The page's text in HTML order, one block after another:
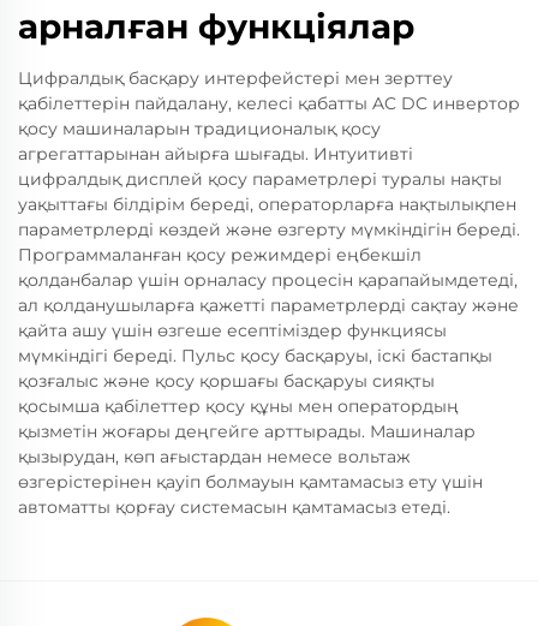
арналған функціялар
Цифралдық басқару интерфейстері мен зерттеу
қабілеттерін пайдалану, келесі қабатты AC DC инвертор
қосу машиналарын традиционалық қосу
агрегаттарынан айырға шығады. Интуитивті
цифралдық дисплей қосу параметрлері туралы нақты
уақыттағы білдірім береді, операторларға нақтылықпен
параметрлерді көздей және өзгерту мүмкіндігін береді.
Программаланған қосу режимдері еңбекшіл
қолданбалар үшін орналасу процесін қарапайымдетеді,
ал қолданушыларға қажетті параметрлерді сақтау және
қайта ашу үшін өзгеше есептіміздер функциясы
мүмкіндігі береді. Пульс қосу басқаруы, іскі бастапқы
қозғалыс және қосу қоршағы басқаруы сияқты
қосымша қабілеттер қосу құны мен оператордың
қызметін жоғары деңгейге арттырады. Машиналар
қызырудан, көп ағыстардан немесе вольтаж
өзгерістерінен қауіп болмауын қамтамасыз ету үшін
автоматты қорғау системасын қамтамасыз етеді.